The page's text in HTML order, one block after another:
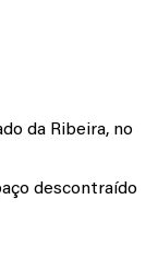
da Ribeira, no
descontraído